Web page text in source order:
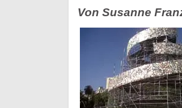
Von Susanne